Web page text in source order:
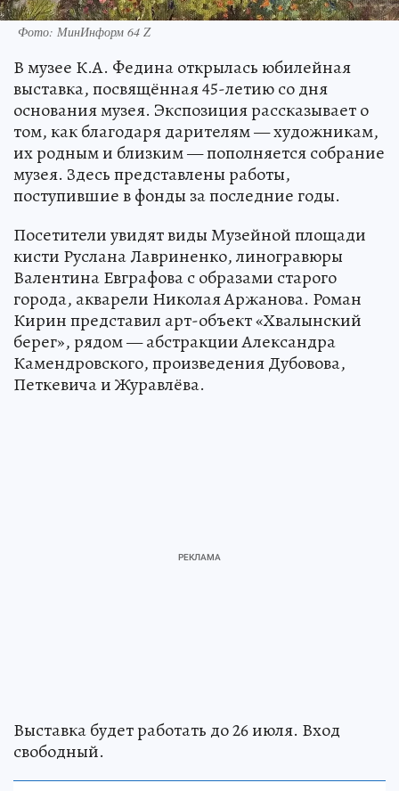
Фото: МинИнформ 64 Z
В музее К.А. Федина открылась юбилейная
выставка, посвящённая 45-летию со дня
основания музея. Экспозиция рассказывает о
том, как благодаря дарителям — художникам,
их родным и близким — пополняется собрание
музея. Здесь представлены работы,
поступившие в фонды за последние годы.
Посетители увидят виды Музейной площади
кисти Руслана Лавриненко, линогравюры
Валентина Евграфова с образами старого
города, акварели Николая Аржанова. Роман
Кирин представил арт-объект «Хвалынский
берег», рядом — абстракции Александра
Камендровского, произведения Дубовова,
Петкевича и Журавлёва.
Выставка будет работать до 26 июля. Вход
свободный.